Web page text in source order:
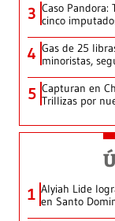
3 Caso
cinco
4 Gas de 25
minoristas,
5 Capturan en
Trillizas por
1 Alyiah Lide
en Santo